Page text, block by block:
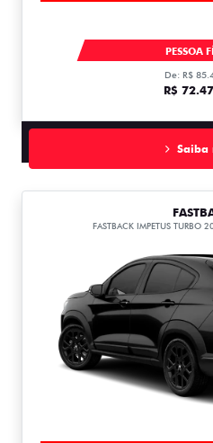
PESSOA
De: R$
R$
Saiba
FASTBACK IMPETUS TURBO